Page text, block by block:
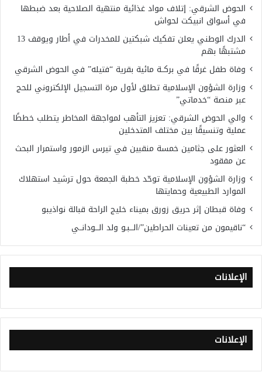
الحوض الشرقي: إتلاف مواد غذائية منتهية الصلاحية بعد ضبطها
في أسواق انبيكت لحواش
الدرك الوطني يعلن تفكيك شبكتين للمخدرات في أطار ويوقف 13
مشتبهًا بهم
وفاة طفل غرقًا في بركــة مائية بقرية “فتيله” في الحوض الشرقي
وزارة الشؤون الإسلامية تطلق لأول مرة التسجيل الإلكتروني للحج
عبر منصة “خدماتي”
والي الحوض الشرقي: تعزيز التأهب لمواجهة المخاطر يتطلب خططًا
عملية وتنسيقًا بين مختلف المتدخلين
العثور على جثامين خمسة منقبين في تيرس الزمور واستمرار البحث
عن مفقود
وزارة الشؤون الإسلامية توحّد خطبة الجمعة حول ترشيد استهلاك
الموارد الطبيعية وحمايتها
وفاة قبطان إثر حريق زورق بميناء خليج الراحة قبالة نواذيبو
“ناقيمون من تعينات الحراطين”/الـــبـو ولد الـــودانــي
الإعلانات
الإعلانات